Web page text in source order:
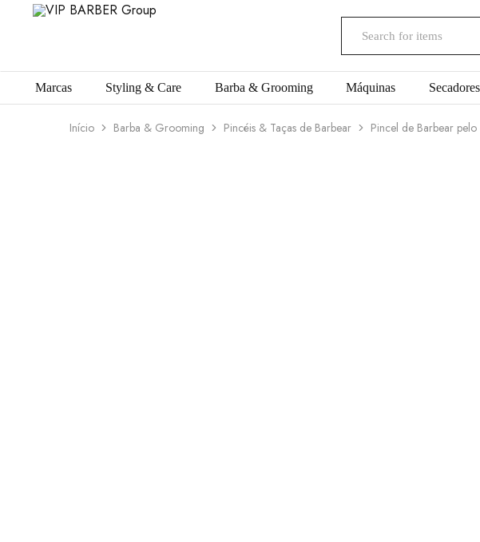
Marcas Styling & Care Barba & Grooming Máquinas Secadores
Início Barba & Grooming Pincéis & Taças de Barbear Pincel de Barbear